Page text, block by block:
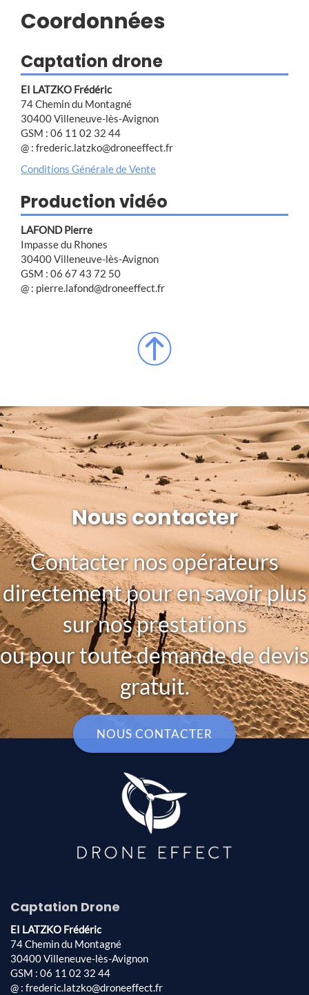
Coordonnées
Captation drone
EI LATZKO Frédéric
74 Chemin du Montagné
30400 Villeneuve-lès-Avignon
GSM : 06 11 02 32 44
@ : frederic.latzko@droneeffect.fr
Conditions Générale de Vente
Production vidéo
LAFOND Pierre
Impasse du Rhones
30400 Villeneuve-lès-Avignon
GSM : 06 67 43 72 50
@ : pierre.lafond@droneeffect.fr
Nous contacter
Contacter nos opérateurs
directement pour en savoir plus
sur nos prestations
ou pour toute demande de devis
gratuit.
NOUS CONTACTER
Captation Drone
EI LATZKO Frédéric
74 Chemin du Montagné
30400 Villeneuve-lès-Avignon
GSM : 06 11 02 32 44
@ : frederic.latzko@droneeffect.fr